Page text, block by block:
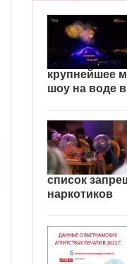
крупнейшее
шоу на воде
список
наркотиков